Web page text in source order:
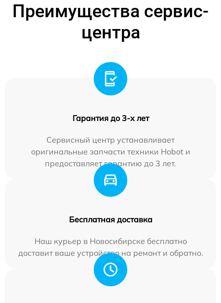
Преимущества сервис-
центра
Гарантия до 3-х лет
Сервисный центр устанавливает
оригинальные запчасти техники Hobot и
предоставляет гарантию до 3 лет.
Бесплатная доставка
Наш курьер в Новосибирске бесплатно
доставит ваше устройство на ремонт и обратно.